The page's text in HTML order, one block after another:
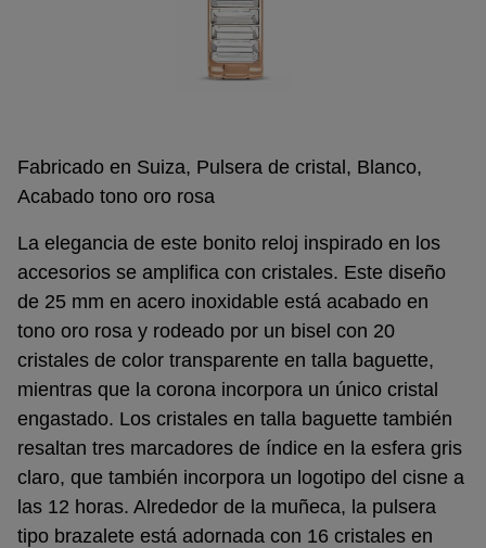
Fabricado en Suiza, Pulsera de cristal, Blanco,
Acabado tono oro rosa
La elegancia de este bonito reloj inspirado en los
accesorios se amplifica con cristales. Este diseño
de 25 mm en acero inoxidable está acabado en
tono oro rosa y rodeado por un bisel con 20
cristales de color transparente en talla baguette,
mientras que la corona incorpora un único cristal
engastado. Los cristales en talla baguette también
resaltan tres marcadores de índice en la esfera gris
claro, que también incorpora un logotipo del cisne a
las 12 horas. Alrededor de la muñeca, la pulsera
tipo brazalete está adornada con 16 cristales en